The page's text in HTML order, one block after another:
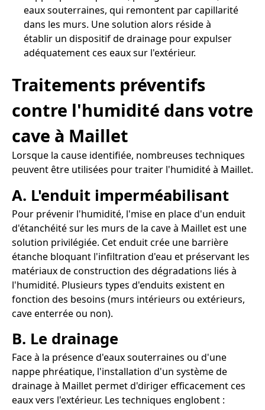
eaux souterraines, qui remontent par capillarité
dans les murs. Une solution alors réside à
établir un dispositif de drainage pour expulser
adéquatement ces eaux sur l'extérieur.
Traitements préventifs
contre l'humidité dans votre
cave à Maillet
Lorsque la cause identifiée, nombreuses techniques
peuvent être utilisées pour traiter l'humidité à Maillet.
A. L'enduit imperméabilisant
Pour prévenir l'humidité, l'mise en place d'un enduit
d'étanchéité sur les murs de la cave à Maillet est une
solution privilégiée. Cet enduit crée une barrière
étanche bloquant l'infiltration d'eau et préservant les
matériaux de construction des dégradations liés à
l'humidité. Plusieurs types d'enduits existent en
fonction des besoins (murs intérieurs ou extérieurs,
cave enterrée ou non).
B. Le drainage
Face à la présence d'eaux souterraines ou d'une
nappe phréatique, l'installation d'un système de
drainage à Maillet permet d'diriger efficacement ces
eaux vers l'extérieur. Les techniques englobent :